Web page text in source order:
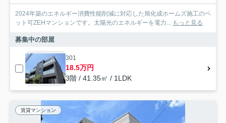
2024年築のエネルギー消費性能削減に対応した旭化成ホームズ施工のペ
ット可ZEHマンションです。太陽光のエネルギーを電力... もっと見る
募集中の部屋
301
18.5万円
3階 / 41.35㎡ / 1LDK
賃貸マンション